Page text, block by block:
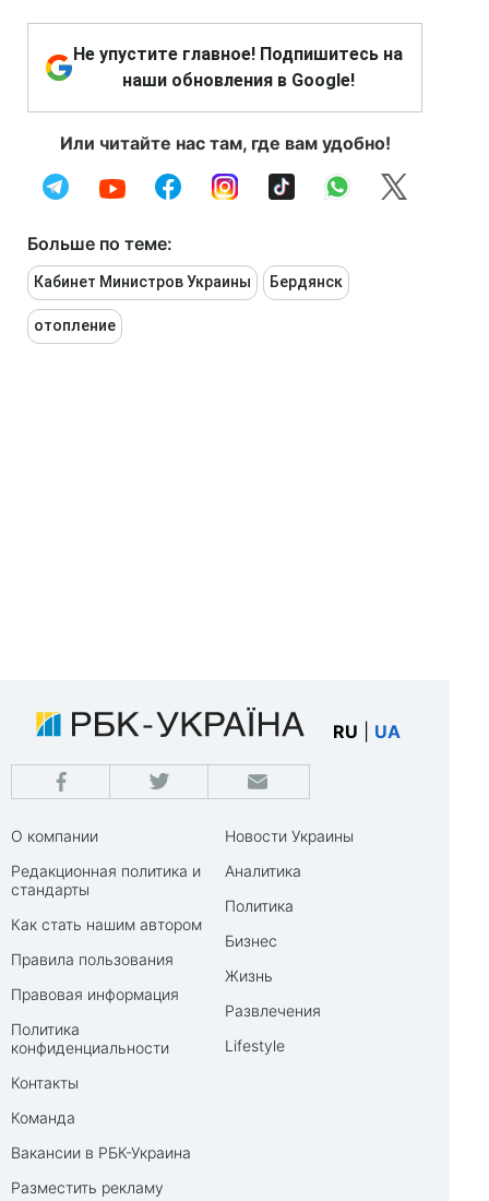
Не упустите главное! Подпишитесь на
наши обновления в Google!
Или читайте нас там, где вам удобно!
Больше по теме:
Кабинет Министров Украины Бердянск
отопление
RU UA
О компании
Редакционная политика и
стандарты
Как стать нашим автором
Правила пользования
Правовая информация
Политика
конфиденциальности
Контакты
Команда
Вакансии в РБК-Украина
Разместить рекламу
Новости Украины
Аналитика
Политика
Бизнес
Жизнь
Развлечения
Lifestyle